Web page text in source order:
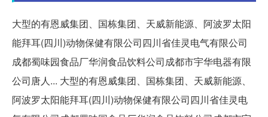
大型的有恩威集团、国栋集团、天威新能源、阿波罗太阳
能拜耳(四川)动物保健有限公司四川省佳灵电气有限公司
成都蜀味园食品厂华润食品饮料公司成都市宇华电器有限
公司唐人... 大型的有恩威集团、国栋集团、天威新能源、
阿波罗太阳能拜耳(四川)动物保健有限公司四川省佳灵电